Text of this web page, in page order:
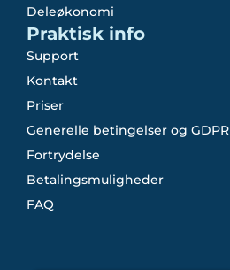
Deleøkonomi
Praktisk info
Support
Kontakt
Priser
Generelle betingelser og GDPR
Fortrydelse
Betalingsmuligheder
FAQ